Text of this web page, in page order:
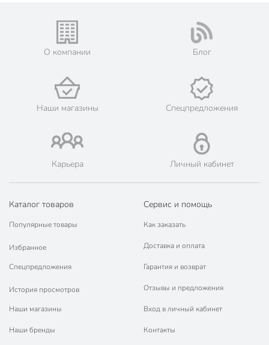
Жители Московской области могут сделать заказ и оплатить
его онлайн на официальном сайте сети магазинов Порядок.
💳 Оплата: онлайн на сайте интернет-гипермаркета или
🛍 Скидки, акции, распродажи каждый день!
📜 Только оригинальная продукция. Интернет-гипермаркет
Порядок - официальный представитель ведущих мировых
марок.
О компании Блог
Наши магазины Спецпредложения
Карьера Личный кабинет
Каталог товаров
Популярные товары
Избранное
Спецпредложения
История просмотров
Наши магазины
Наши бренды
Сервис и помощь
Как заказать
Доставка и оплата
Гарантия и возврат
Отзывы и предложения
Вход в личный кабинет
Контакты